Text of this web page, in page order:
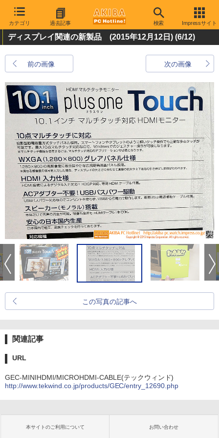
カテゴリ 過去記事 検索 Impressサイト
ディスプレイ関連の新製品 (2015年12月12日) (6/12)
前の画像 次の画像
この写真の記事へ
関連記事
URL
GEC-MINIHDMI/MICROHDMI-CABLE(テックウィンド)
http://www.tekwind.co.jp/products/GEC/entry_12690.php
本サイトのご利用について お問い合わせ